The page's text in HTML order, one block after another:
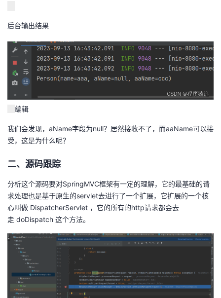
后台输出结果
编辑
我们会发现，aName字段为null？居然接收不了，而aaName可以接
受，这是为什么呢？
二、源码跟踪
分析这个源码要对SpringMVC框架有一定的理解，它的最基础的请
求处理也是基于原生的servlet去进行了一个扩展，它扩展的一个核
心叫做 DispatcherServlet ，它的所有的http请求都会去
走 doDispatch 这个方法。